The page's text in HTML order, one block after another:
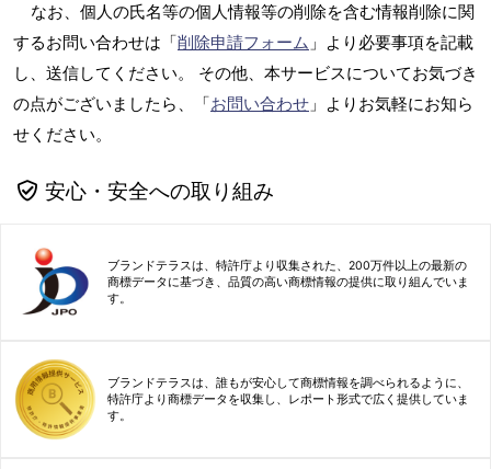
なお、個人の氏名等の個人情報等の削除を含む情報削除に関
するお問い合わせは「削除申請フォーム 」より必要事項を記載
し、送信してください。 その他、本サービスについてお気づき
の点がございましたら、「お問い合わせ 」よりお気軽にお知ら
せください。
安心・安全への取り組み
ブランドテラスは、特許庁より収集された、200万件以上の最新の
商標データに基づき、品質の高い商標情報の提供に取り組んでいま
す。
ブランドテラスは、誰もが安心して商標情報を調べられるように、
特許庁より商標データを収集し、レポート形式で広く提供していま
す。